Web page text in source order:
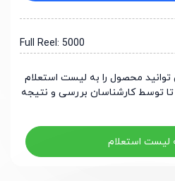
Full Reel: 5000
محصول را به لیست استعلام
توسط کارشناسان بررسی و نتیجه
لیست استعلام